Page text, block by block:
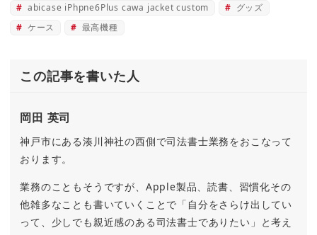
abicase iPhpne6Plus cawa jacket custom
グッズ
ケース
最高機種
この記事を書いた人
岡田 英司
神戸市にある湊川神社の西側で司法書士業務をおこなって
おります。
業務のこともそうですが、Apple製品、読書、習慣化その
他雑多なことも書いていくことで「自分をさらけ出してい
って、少しでも親近感のある司法書士でありたい」と考え